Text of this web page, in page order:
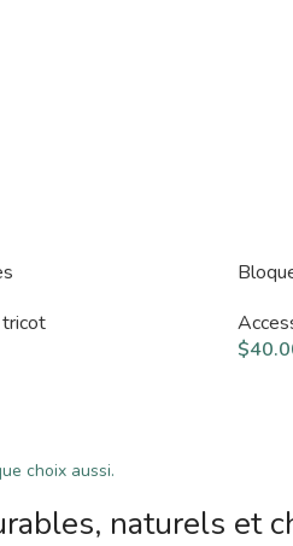
$
choix aussi.
naturels et